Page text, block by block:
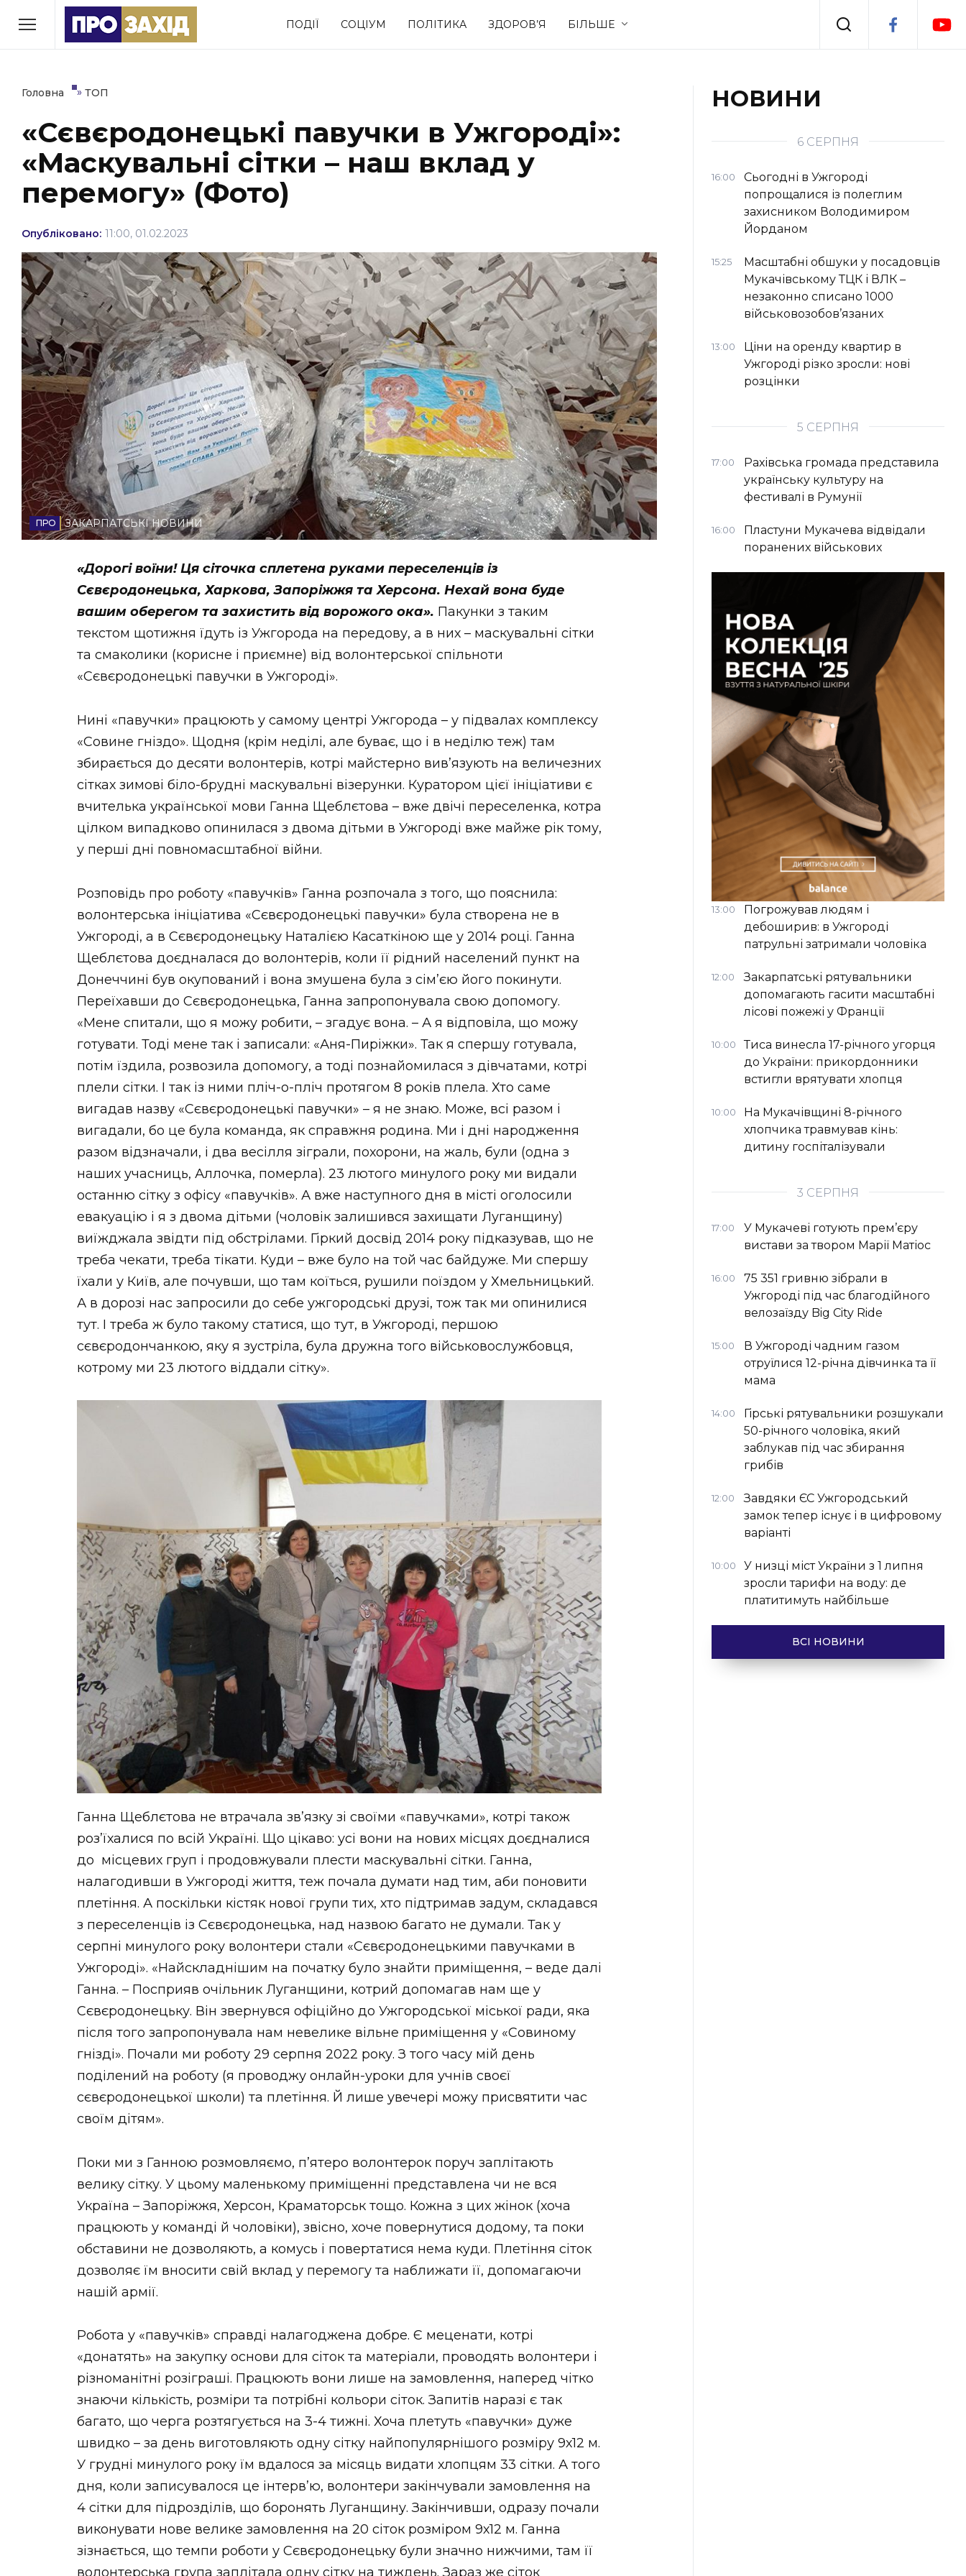
ПОДІЇ СОЦІУМ ПОЛІТИКА ЗДОРОВ’Я БІЛЬШЕ
РУБРИКИ
Економіка Події
Політика Соціум Спорт Стиль життя
Втрачений Ужгород
ЗАКАРПАТСЬКІ НОВИНИ
НОВИНИ ЗАХІДНОЇ УКРАЇНИ
ФОТО
ВІДЕО
Головна » ТОП
«Сєвєродонецькі павучки в Ужгороді»:
«Маскувальні сітки – наш вклад у
перемогу» (Фото)
Опубліковано: 11:00, 01.02.2023
ЗАКАРПАТСЬКІ НОВИНИ
«Дорогі воїни! Ця сіточка сплетена руками переселенців із
Сєвєродонецька, Харкова, Запоріжжя та Херсона. Нехай вона буде
вашим оберегом та захистить від ворожого ока». Пакунки з таким
текстом щотижня їдуть із Ужгорода на передову, а в них – маскувальні сітки
та смаколики (корисне і приємне) від волонтерської спільноти
«Сєвєродонецькі павучки в Ужгороді».
Нині «павучки» працюють у самому центрі Ужгорода – у підвалах комплексу
«Совине гніздо». Щодня (крім неділі, але буває, що і в неділю теж) там
збирається до десяти волонтерів, котрі майстерно вив’язують на величезних
сітках зимові біло-брудні маскувальні візерунки. Куратором цієї ініціативи є
вчителька української мови Ганна Щеблєтова – вже двічі переселенка, котра
цілком випадково опинилася з двома дітьми в Ужгороді вже майже рік тому,
у перші дні повномасштабної війни.
Розповідь про роботу «павучків» Ганна розпочала з того, що пояснила:
волонтерська ініціатива «Сєвєродонецькі павучки» була створена не в
Ужгороді, а в Сєвєродонецьку Наталією Касаткіною ще у 2014 році. Ганна
Щеблєтова доєдналася до волонтерів, коли її рідний населений пункт на
Донеччині був окупований і вона змушена була з сім’єю його покинути.
Переїхавши до Сєвєродонецька, Ганна запропонувала свою допомогу.
«Мене спитали, що я можу робити, – згадує вона. – А я відповіла, що можу
готувати. Тоді мене так і записали: «Аня-Пиріжки». Так я спершу готувала,
потім їздила, розвозила допомогу, а тоді познайомилася з дівчатами, котрі
плели сітки. І так із ними пліч-о-пліч протягом 8 років плела. Хто саме
вигадав назву «Сєвєродонецькі павучки» – я не знаю. Може, всі разом і
вигадали, бо це була команда, як справжня родина. Ми і дні народження
разом відзначали, і два весілля зіграли, похорони, на жаль, були (одна з
наших учасниць, Аллочка, померла). 23 лютого минулого року ми видали
останню сітку з офісу «павучків». А вже наступного дня в місті оголосили
евакуацію і я з двома дітьми (чоловік залишився захищати Луганщину)
виїжджала звідти під обстрілами. Гіркий досвід 2014 року підказував, що не
треба чекати, треба тікати. Куди – вже було на той час байдуже. Ми спершу
їхали у Київ, але почувши, що там коїться, рушили поїздом у Хмельницький.
А в дорозі нас запросили до себе ужгородські друзі, тож так ми опинилися
тут. І треба ж було такому статися, що тут, в Ужгороді, першою
сєвєродончанкою, яку я зустріла, була дружна того військовослужбовця,
котрому ми 23 лютого віддали сітку».
Ганна Щеблєтова не втрачала зв’язку зі своїми «павучками», котрі також
роз’їхалися по всій Україні. Що цікаво: усі вони на нових місцях доєдналися
до місцевих груп і продовжували плести маскувальні сітки. Ганна,
налагодивши в Ужгороді життя, теж почала думати над тим, аби поновити
плетіння. А поскільки кістяк нової групи тих, хто підтримав задум, складався
з переселенців із Сєвєродонецька, над назвою багато не думали. Так у
серпні минулого року волонтери стали «Сєвєродонецькими павучками в
Ужгороді». «Найскладнішим на початку було знайти приміщення, – веде далі
Ганна. – Посприяв очільник Луганщини, котрий допомагав нам ще у
Сєвєродонецьку. Він звернувся офіційно до Ужгородської міської ради, яка
після того запропонувала нам невелике вільне приміщення у «Совиному
гнізді». Почали ми роботу 29 серпня 2022 року. З того часу мій день
поділений на роботу (я проводжу онлайн-уроки для учнів своєї
сєвєродонецької школи) та плетіння. Й лише увечері можу присвятити час
своїм дітям».
Поки ми з Ганною розмовляємо, п’ятеро волонтерок поруч заплітають
велику сітку. У цьому маленькому приміщенні представлена чи не вся
Україна – Запоріжжя, Херсон, Краматорськ тощо. Кожна з цих жінок (хоча
працюють у команді й чоловіки), звісно, хоче повернутися додому, та поки
обставини не дозволяють, а комусь і повертатися нема куди. Плетіння сіток
дозволяє їм вносити свій вклад у перемогу та наближати її, допомагаючи
нашій армії.
Робота у «павучків» справді налагоджена добре. Є меценати, котрі
«донатять» на закупку основи для сіток та матеріали, проводять волонтери і
різноманітні розіграші. Працюють вони лише на замовлення, наперед чітко
знаючи кількість, розміри та потрібні кольори сіток. Запитів наразі є так
багато, що черга розтягується на 3-4 тижні. Хоча плетуть «павучки» дуже
швидко – за день виготовляють одну сітку найпопулярнішого розміру 9х12 м.
У грудні минулого року їм вдалося за місяць видати хлопцям 33 сітки. А того
дня, коли записувалося це інтерв’ю, волонтери закінчували замовлення на
4 сітки для підрозділів, що боронять Луганщину. Закінчивши, одразу почали
виконувати нове велике замовлення на 20 сіток розміром 9х12 м. Ганна
зізнається, що темпи роботи у Сєвєродонецьку були значно нижчими, там її
волонтерська група заплітала одну сітку на тиждень. Зараз же сіток
НОВИНИ
6 СЕРПНЯ
16:00
Сьогодні в Ужгороді
попрощалися із полеглим
захисником Володимиром
Йорданом
15:25
Масштабні обшуки у посадовців
Мукачівському ТЦК і ВЛК –
незаконно списано 1000
військовозобов’язаних
13:00
Ціни на оренду квартир в
Ужгороді різко зросли: нові
розцінки
5 СЕРПНЯ
17:00
Рахівська громада представила
українську культуру на
фестивалі в Румунії
16:00
Пластуни Мукачева відвідали
поранених військових
13:00
Погрожував людям і
дебоширив: в Ужгороді
патрульні затримали чоловіка
12:00
Закарпатські рятувальники
допомагають гасити масштабні
лісові пожежі у Франції
10:00
Тиса винесла 17-річного угорця
до України: прикордонники
встигли врятувати хлопця
10:00
На Мукачівщині 8-річного
хлопчика травмував кінь:
дитину госпіталізували
3 СЕРПНЯ
17:00
У Мукачеві готують прем’єру
вистави за твором Марії Матіос
16:00
75 351 гривню зібрали в
Ужгороді під час благодійного
велозаїзду Big Сity Ride
15:00
В Ужгороді чадним газом
отруїлися 12-річна дівчинка та її
мама
14:00
Гірські рятувальники розшукали
50-річного чоловіка, який
заблукав під час збирання
грибів
12:00
Завдяки ЄС Ужгородський
замок тепер існує і в цифровому
варіанті
10:00
У низці міст України з 1 липня
зросли тарифи на воду: де
платитимуть найбільше
ВСІ НОВИНИ